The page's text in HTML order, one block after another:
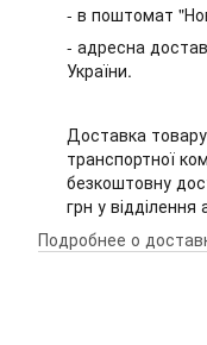
- в поштомат
- адресна
України.
Доставка
транспортної
безкоштовну
грн у
Подробнее о